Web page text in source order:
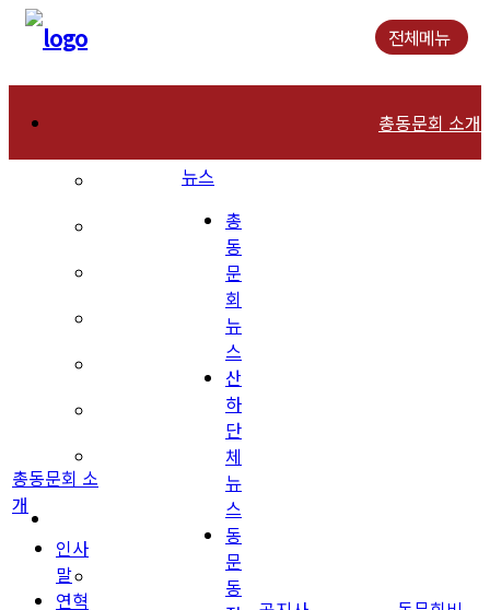
전체메뉴
총동문회 소개
총동문회 소
개
인사
말
연혁
뉴스
총
동
문
회
뉴
스
산
하
단
체
뉴
스
동
문
동